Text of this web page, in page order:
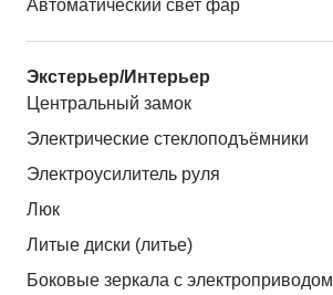
Автоматический свет фар
Экстерьер/Интерьер
Центральный замок
Электрические стеклоподъёмники
Электроусилитель руля
Люк
Литые диски (литье)
Боковые зеркала с электроприводом